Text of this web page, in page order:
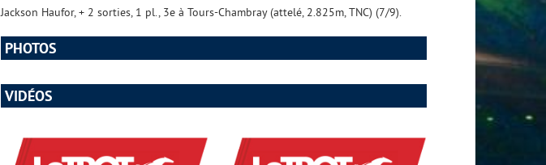
Jackson Haufor, + 2 sorties, 1 pl., 3e à Tours-Chambray (attelé, 2.825m, TNC) (7/9).
PHOTOS
VIDÉOS